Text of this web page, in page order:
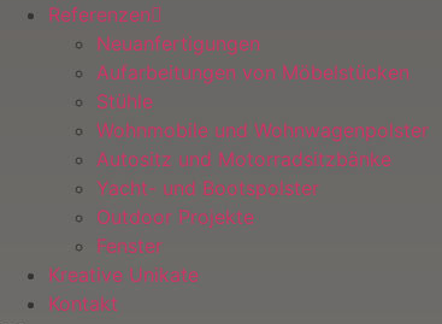
Referenzen
Neuanfertigungen
Aufarbeitungen von Möbelstücken
Stühle
Wohnmobile und Wohnwagenpolster
Autositz und Motorradsitzbänke
Yacht- und Bootspolster
Outdoor Projekte
Fenster
Kreative Unikate
Kontakt